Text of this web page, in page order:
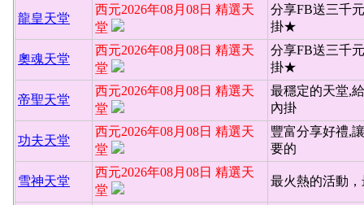
龍皇天堂
西元2026年08月08日 精選天
堂
分享FB送三千
掛★
奧魂天堂
西元2026年08月08日 精選天
堂
分享FB送三千
掛★
帝聖天堂
西元2026年08月08日 精選天
堂
最穩定的天堂,
內掛
功夫天堂
西元2026年08月08日 精選天
堂
豐富分享好禮,
要的
雪神天堂
西元2026年08月08日 精選天
堂
最火熱的活動